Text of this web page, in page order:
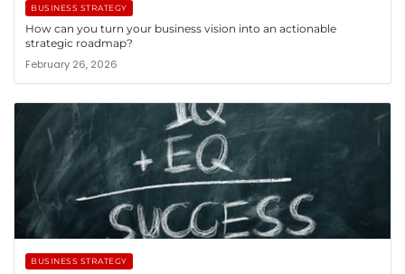
BUSINESS STRATEGY
How can you turn your business vision into an actionable
strategic roadmap?
February 26, 2026
BUSINESS STRATEGY